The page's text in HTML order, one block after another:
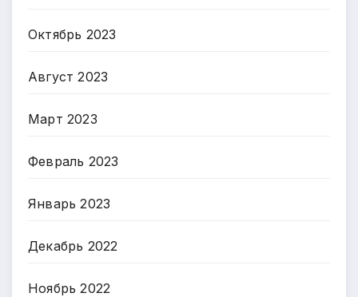
Октябрь 2023
Август 2023
Март 2023
Февраль 2023
Январь 2023
Декабрь 2022
Ноябрь 2022